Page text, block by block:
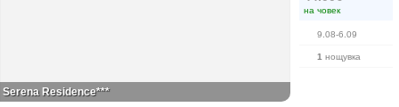
на човек
9.08-6.09
1 нощувка
Serena Residence***